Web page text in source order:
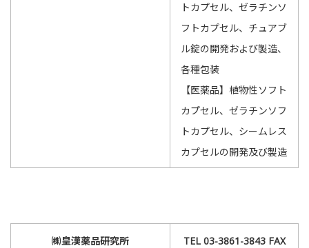
トカプセル、ゼラチンソ
フトカプセル、チュアブ
ル錠の開発および製造、
各種包装
【医薬品】植物性ソフト
カプセル、ゼラチンソフ
トカプセル、シームレス
カプセルの開発及び製造
㈱皇漢薬品研究所
TEL 03-3861-3843 FAX